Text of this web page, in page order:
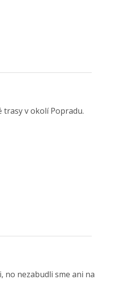
trasy v okolí Popradu.
no nezabudli sme ani na